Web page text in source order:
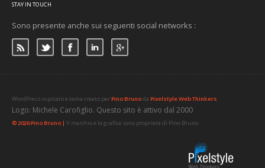
STAY IN TOUCH
Sono presente anche sui seguenti social networks :
WordPress ospitato e tema creato perPino Brunoda Pixelstyle Web Thinkers
Logo: Michele Carofiglio. Questo sito è attivo dal 2000
© 2026 Pino Bruno | Il marchio e la grafica sono proprietà di Pino Bruno